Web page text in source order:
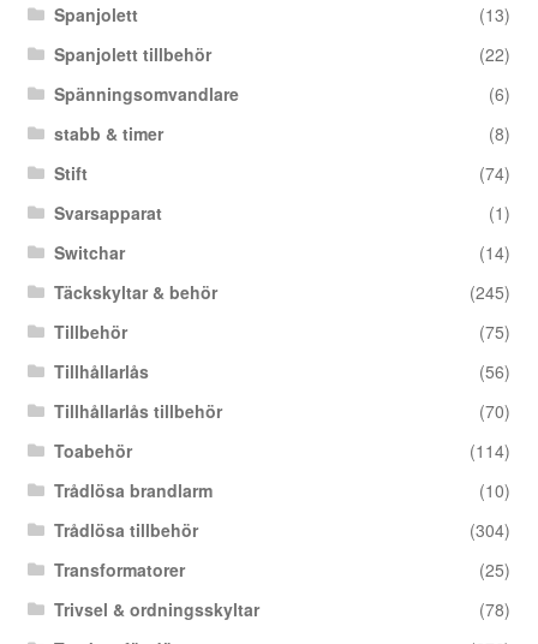
Spanjolett
(13)
Spanjolett tillbehör
(22)
Spänningsomvandlare
(6)
stabb & timer
(8)
Stift
(74)
Svarsapparat
(1)
Switchar
(14)
Täckskyltar & behör
(245)
Tillbehör
(75)
Tillhållarlås
(56)
Tillhållarlås tillbehör
(70)
Toabehör
(114)
Trådlösa brandlarm
(10)
Trådlösa tillbehör
(304)
Transformatorer
(25)
Trivsel & ordningsskyltar
(78)